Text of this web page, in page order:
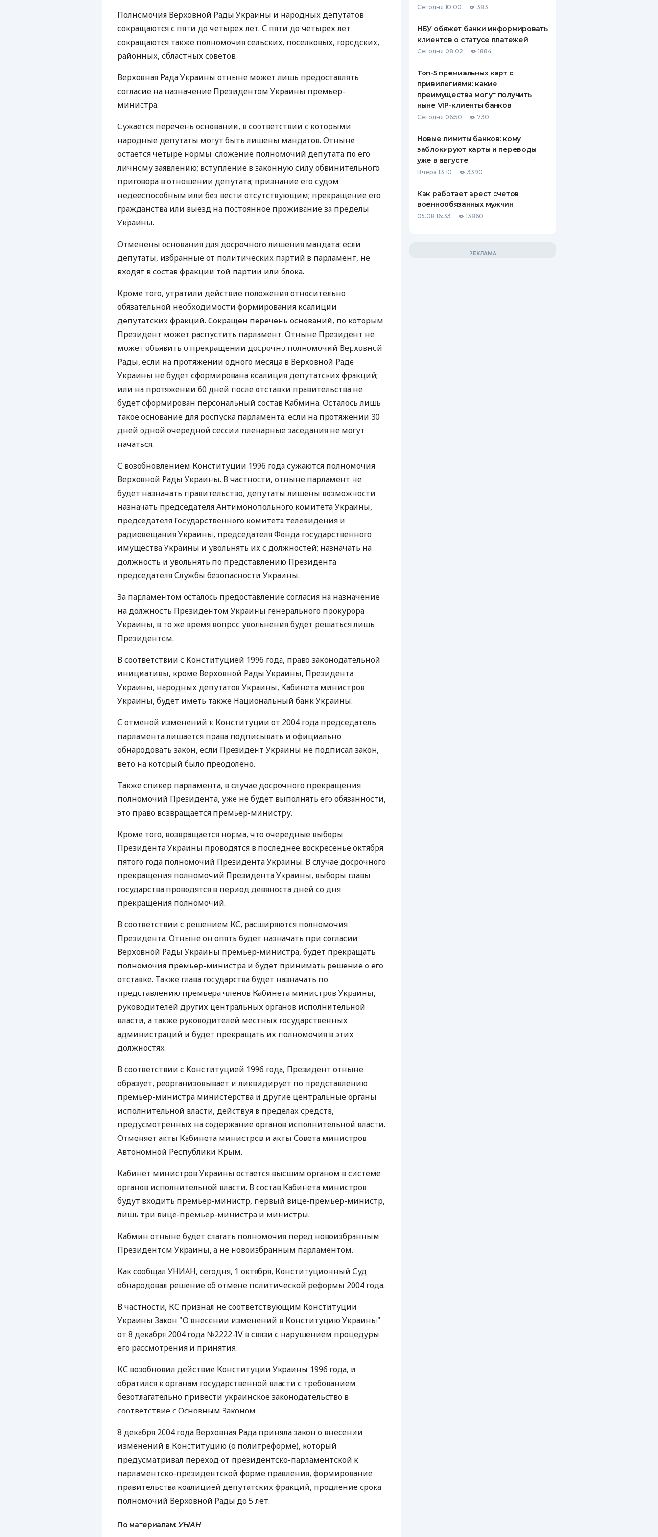
ЕЖЕМЕСЯЧНЫЙ ОБЗОР
ПУТЕВОДИТЕЛИ ПО
СТРАХОВАНИЮ
ВСЕ СТРАХОВЫЕ ПОЛИСЫ
ОТЗЫВЫ О СТРАХОВЫХ
КОМПАНИЯХ
Полномочия Верховной Рады Украины и народных депутатов
сокращаются с пяти до четырех лет. С пяти до четырех лет
сокращаются также полномочия сельских, поселковых, городских,
районных, областных советов.
Верховная Рада Украины отныне может лишь предоставлять
согласие на назначение Президентом Украины премьер-
министра.
Сужается перечень оснований, в соответствии с которыми
народные депутаты могут быть лишены мандатов. Отныне
остается четыре нормы: сложение полномочий депутата по его
личному заявлению; вступление в законную силу обвинительного
приговора в отношении депутата; признание его судом
недееспособным или без вести отсутствующим; прекращение его
гражданства или выезд на постоянное проживание за пределы
Украины.
Отменены основания для досрочного лишения мандата: если
депутаты, избранные от политических партий в парламент, не
входят в состав фракции той партии или блока.
Кроме того, утратили действие положения относительно
обязательной необходимости формирования коалиции
депутатских фракций. Сокращен перечень оснований, по которым
Президент может распустить парламент. Отныне Президент не
может объявить о прекращении досрочно полномочий Верховной
Рады, если на протяжении одного месяца в Верховной Раде
Украины не будет сформирована коалиция депутатских фракций;
или на протяжении 60 дней после отставки правительства не
будет сформирован персональный состав Кабмина. Осталось лишь
такое основание для роспуска парламента: если на протяжении 30
дней одной очередной сессии пленарные заседания не могут
начаться.
С возобновлением Конституции 1996 года сужаются полномочия
Верховной Рады Украины. В частности, отныне парламент не
будет назначать правительство, депутаты лишены возможности
назначать председателя Антимонопольного комитета Украины,
председателя Государственного комитета телевидения и
радиовещания Украины, председателя Фонда государственного
имущества Украины и увольнять их с должностей; назначать на
должность и увольнять по представлению Президента
председателя Службы безопасности Украины.
За парламентом осталось предоставление согласия на назначение
на должность Президентом Украины генерального прокурора
Украины, в то же время вопрос увольнения будет решаться лишь
Президентом.
В соответствии с Конституцией 1996 года, право законодательной
инициативы, кроме Верховной Рады Украины, Президента
Украины, народных депутатов Украины, Кабинета министров
Украины, будет иметь также Национальный банк Украины.
С отменой изменений к Конституции от 2004 года председатель
парламента лишается права подписывать и официально
обнародовать закон, если Президент Украины не подписал закон,
вето на который было преодолено.
Также спикер парламента, в случае досрочного прекращения
полномочий Президента, уже не будет выполнять его обязанности,
это право возвращается премьер-министру.
Кроме того, возвращается норма, что очередные выборы
Президента Украины проводятся в последнее воскресенье октября
пятого года полномочий Президента Украины. В случае досрочного
прекращения полномочий Президента Украины, выборы главы
государства проводятся в период девяноста дней со дня
прекращения полномочий.
В соответствии с решением КС, расширяются полномочия
Президента. Отныне он опять будет назначать при согласии
Верховной Рады Украины премьер-министра, будет прекращать
полномочия премьер-министра и будет принимать решение о его
отставке. Также глава государства будет назначать по
представлению премьера членов Кабинета министров Украины,
руководителей других центральных органов исполнительной
власти, а также руководителей местных государственных
администраций и будет прекращать их полномочия в этих
должностях.
В соответствии с Конституцией 1996 года, Президент отныне
образует, реорганизовывает и ликвидирует по представлению
премьер-министра министерства и другие центральные органы
исполнительной власти, действуя в пределах средств,
предусмотренных на содержание органов исполнительной власти.
Отменяет акты Кабинета министров и акты Совета министров
Автономной Республики Крым.
Кабинет министров Украины остается высшим органом в системе
органов исполнительной власти. В состав Кабинета министров
будут входить премьер-министр, первый вице-премьер-министр,
лишь три вице-премьер-министра и министры.
Кабмин отныне будет слагать полномочия перед новоизбранным
Президентом Украины, а не новоизбранным парламентом.
Как сообщал УНИАН, сегодня, 1 октября, Конституционный Суд
обнародовал решение об отмене политической реформы 2004 года.
В частности, КС признал не соответствующим Конституции
Украины Закон "О внесении изменений в Конституцию Украины"
от 8 декабря 2004 года №2222-IV в связи с нарушением процедуры
его рассмотрения и принятия.
КС возобновил действие Конституции Украины 1996 года, и
обратился к органам государственной власти с требованием
безотлагательно привести украинское законодательство в
соответствие с Основным Законом.
8 декабря 2004 года Верховная Рада приняла закон о внесении
изменений в Конституцию (о политреформе), который
предусматривал переход от президентско-парламентской к
парламентско-президентской форме правления, формирование
правительства коалицией депутатских фракций, продление срока
полномочий Верховной Рады до 5 лет.
По материалам: УНІАН
Сегодня 10:00 383
НБУ обяжет банки информировать
клиентов о статусе платежей
Сегодня 08:02 1884
Топ-5 премиальных карт с
привилегиями: какие
преимущества могут получить
ныне VIP-клиенты банков
Сегодня 06:50 730
Новые лимиты банков: кому
заблокируют карты и переводы
уже в августе
Вчера 13:10 3390
Как работает арест счетов
военнообязанных мужчин
05.08 16:33 13860